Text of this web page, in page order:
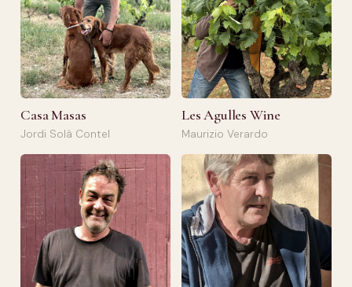
Casa Masas
Jordi Solà Contel
Les Agulles Wine
Maurizio Verardo